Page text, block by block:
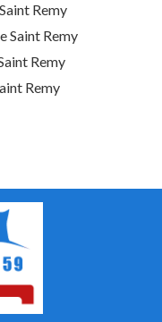
Remy
Saint Remy
Remy
Remy